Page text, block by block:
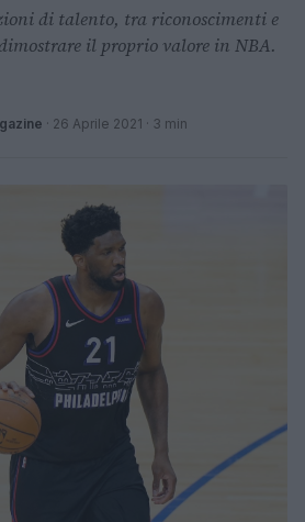
di talento, tra riconoscimenti e
il proprio valore in NBA.
· 26 Aprile 2021 · 3 min